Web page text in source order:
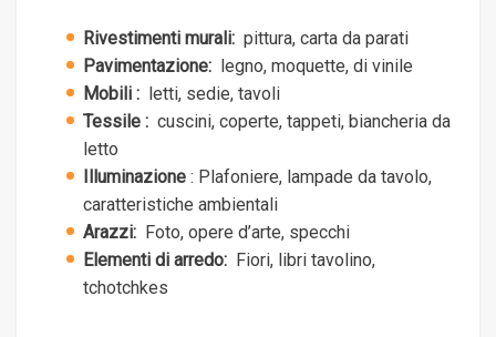
Rivestimenti murali: pittura, carta da parati
Pavimentazione:
legno, moquette, di vinile
Mobili : letti, sedie, tavoli
Tessile : cuscini, coperte, tappeti, biancheria da
letto
Illuminazione : Plafoniere, lampade da tavolo,
caratteristiche ambientali
Arazzi: Foto, opere d’arte, specchi
Elementi di arredo: Fiori, libri tavolino,
tchotchkes